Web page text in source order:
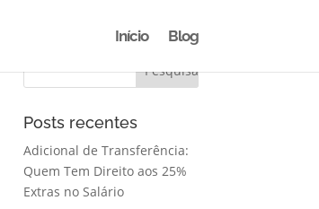
Início Blog
Posts recentes
Adicional de Transferência:
Quem Tem Direito aos 25%
Extras no Salário